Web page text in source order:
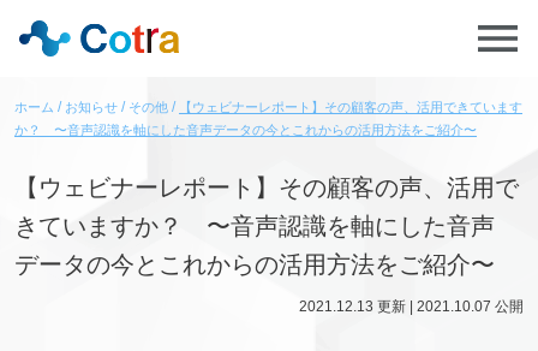
ホーム お知らせ その他
【ウェビナーレポート】その顧客の声、活用できています
か？ 〜音声認識を軸にした音声データの今とこれからの活用方法をご紹介〜
【ウェビナーレポート】その顧客の声、活用で
きていますか？ 〜音声認識を軸にした音声
データの今とこれからの活用方法をご紹介〜
2021.12.13 更新 | 2021.10.07 公開